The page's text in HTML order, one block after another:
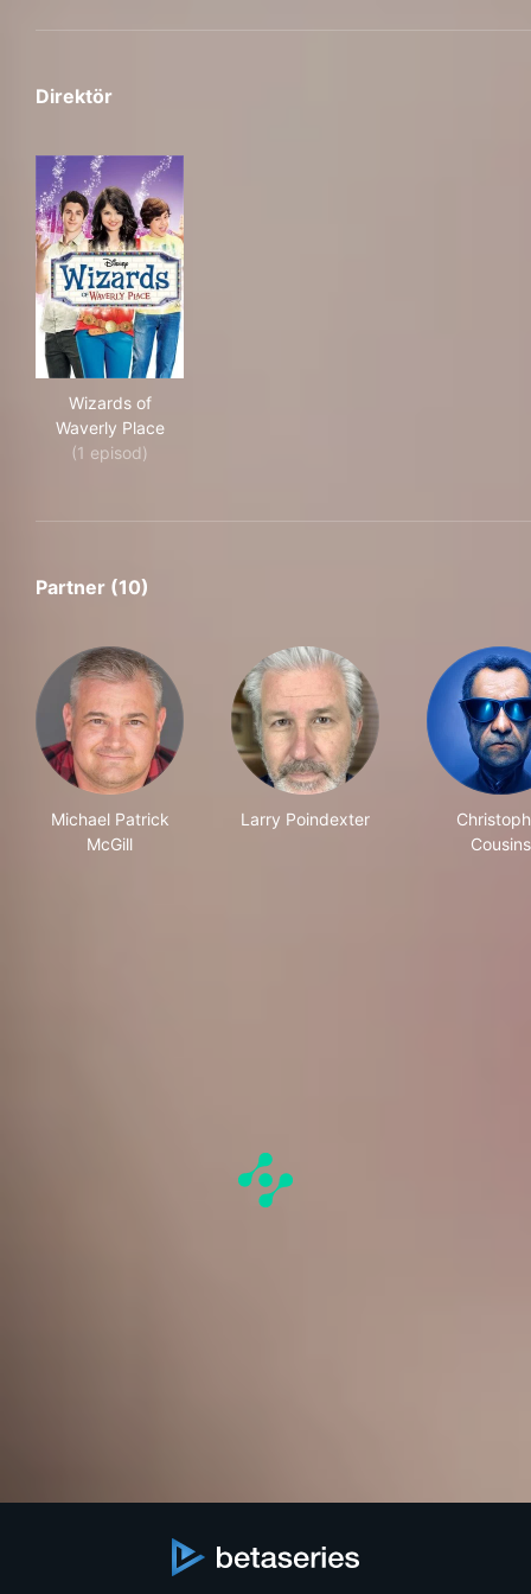
Direktör
Wizards of
Waverly Place
(1 episod)
Partner (10)
Michael Patrick
McGill
Larry Poindexter
Cousins